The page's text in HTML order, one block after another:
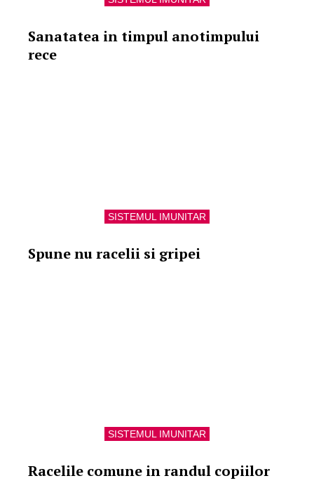
Sanatatea in timpul anotimpului
rece
SISTEMUL IMUNITAR
Spune nu racelii si gripei
SISTEMUL IMUNITAR
Racelile comune in randul copiilor